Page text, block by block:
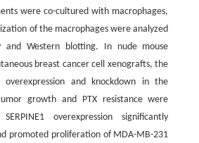
were co-cultured with macrophages,
of the macrophages were analyzed
Western blotting. In nude mouse
breast cancer cell xenografts, the
overexpression and knockdown in the
growth and PTX resistance were
overexpression significantly
promoted proliferation of MDA-MB-231